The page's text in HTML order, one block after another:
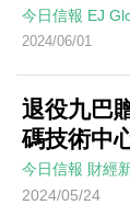
今日信報 EJ
2024/06/01
退役九巴
碼技術中
今日信報 財經
2024/05/24